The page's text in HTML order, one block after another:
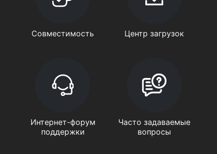
Совместимость Центр загрузок
Интернет-форум
поддержки
Часто задаваемые
вопросы